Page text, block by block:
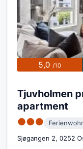
5,0 /10
Tjuvholmen
apartment
●●●
Sjøgangen 2, 0252